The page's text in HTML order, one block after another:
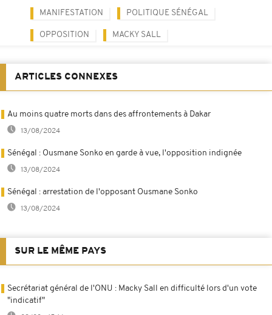
MANIFESTATION POLITIQUE SÉNÉGAL
OPPOSITION MACKY SALL
ARTICLES CONNEXES
Au moins quatre morts dans des affrontements à Dakar
13/08/2024
Sénégal : Ousmane Sonko en garde à vue, l'opposition indignée
13/08/2024
Sénégal : arrestation de l'opposant Ousmane Sonko
13/08/2024
SUR LE MÊME PAYS
Secrétariat général de l'ONU : Macky Sall en difficulté lors d'un vote
"indicatif"